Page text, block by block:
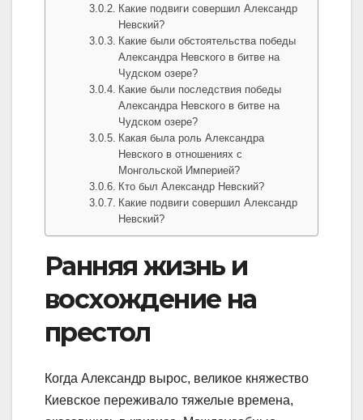
Какие подвиги совершил Александр
Невский?
Какие были обстоятельства победы
Александра Невского в битве на
Чудском озере?
Какие были последствия победы
Александра Невского в битве на
Чудском озере?
Какая была роль Александра
Невского в отношениях с
Монгольской Империей?
Кто был Александр Невский?
Какие подвиги совершил Александр
Невский?
Ранняя жизнь и
восхождение на
престол
Когда Александр вырос, великое княжество
Киевское переживало тяжелые времена,